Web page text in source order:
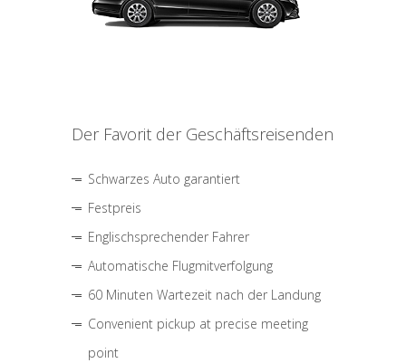
Der Favorit der Geschäftsreisenden
Schwarzes Auto garantiert
Festpreis
Englischsprechender Fahrer
Automatische Flugmitverfolgung
60 Minuten Wartezeit nach der Landung
Convenient pickup at precise meeting
point